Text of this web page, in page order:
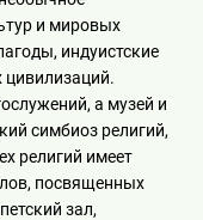
и мировых
индуистские
цивилизаций.
а музей и
симбиоз религий,
религий имеет
посвященных
зал,